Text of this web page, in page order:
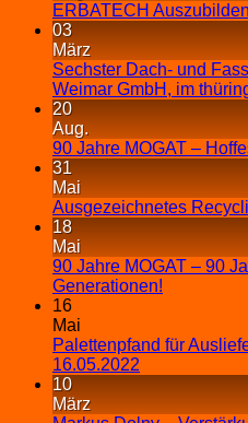
ERBATECH
03
März
Sechster Dach- und
Weimar GmbH, im
20
Aug.
90 Jahre MOGAT –
31
Mai
Ausgezeichnetes
18
Mai
90 Jahre MOGAT – 90
Generationen!
16
Mai
Palettenpfand für
16.05.2022
10
März